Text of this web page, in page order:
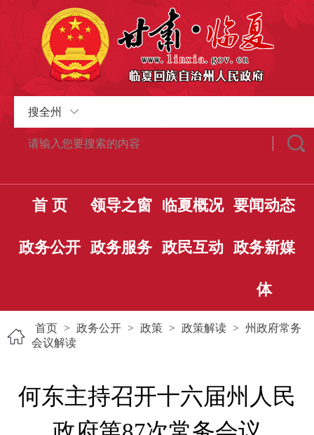
搜全州
首 页 领导之窗 临夏概况 要闻动态
政务公开 政务服务 政民互动 政务新媒
体
首页 > 政务公开 > 政策 > 政策解读 > 州政府常务
会议解读
何东主持召开十六届州人民